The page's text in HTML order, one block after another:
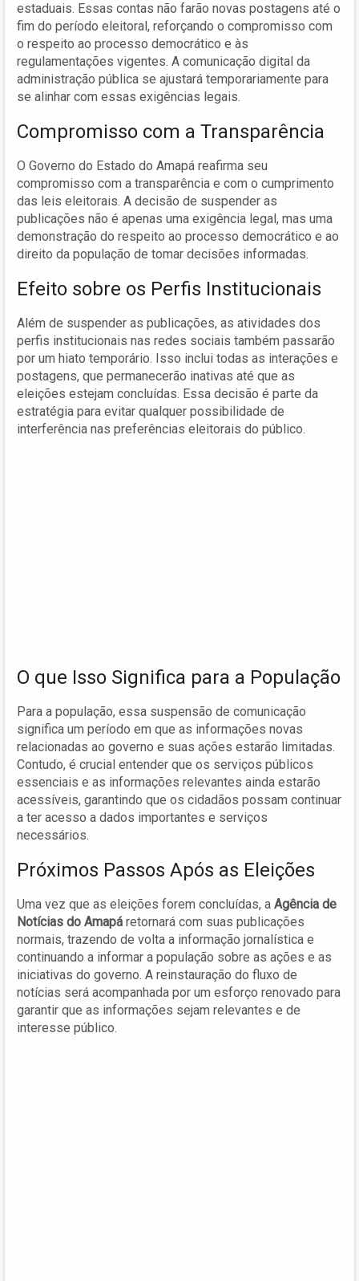
estaduais. Essas contas não farão novas postagens até o
fim do período eleitoral, reforçando o compromisso com
o respeito ao processo democrático e às
regulamentações vigentes. A comunicação digital da
administração pública se ajustará temporariamente para
se alinhar com essas exigências legais.
Compromisso com a Transparência
O Governo do Estado do Amapá reafirma seu
compromisso com a transparência e com o cumprimento
das leis eleitorais. A decisão de suspender as
publicações não é apenas uma exigência legal, mas uma
demonstração do respeito ao processo democrático e ao
direito da população de tomar decisões informadas.
Efeito sobre os Perfis Institucionais
Além de suspender as publicações, as atividades dos
perfis institucionais nas redes sociais também passarão
por um hiato temporário. Isso inclui todas as interações e
postagens, que permanecerão inativas até que as
eleições estejam concluídas. Essa decisão é parte da
estratégia para evitar qualquer possibilidade de
interferência nas preferências eleitorais do público.
O que Isso Significa para a População
Para a população, essa suspensão de comunicação
significa um período em que as informações novas
relacionadas ao governo e suas ações estarão limitadas.
Contudo, é crucial entender que os serviços públicos
essenciais e as informações relevantes ainda estarão
acessíveis, garantindo que os cidadãos possam continuar
a ter acesso a dados importantes e serviços
necessários.
Próximos Passos Após as Eleições
Uma vez que as eleições forem concluídas, a Agência de
Notícias do Amapá retornará com suas publicações
normais, trazendo de volta a informação jornalística e
continuando a informar a população sobre as ações e as
iniciativas do governo. A reinstauração do fluxo de
notícias será acompanhada por um esforço renovado para
garantir que as informações sejam relevantes e de
interesse público.